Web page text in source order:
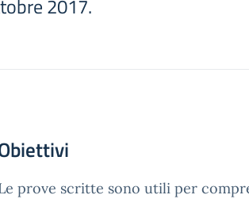
2017.
prove scritte sono utili per